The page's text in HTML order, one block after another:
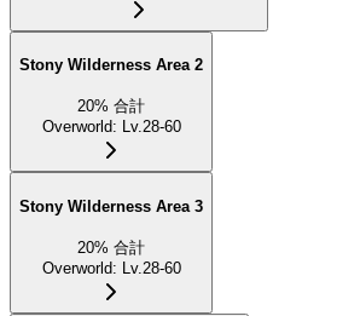
Stony Wilderness Area 2
20% 合計
Overworld: Lv.28-60
Stony Wilderness Area 3
20% 合計
Overworld: Lv.28-60